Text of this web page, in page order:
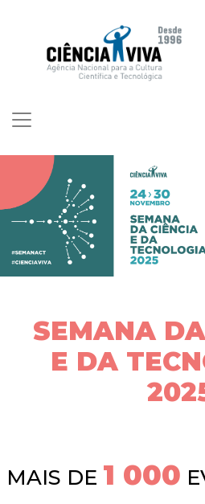
SEMANA
E DA
MAIS DE 1 000